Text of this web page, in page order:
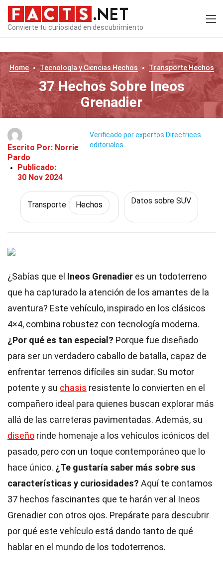
Convierte tu curiosidad en descubrimiento
Home Tecnología y Ciencias Hechos TransporteHechos
37 Hechos Sobre Ineos
Grenadier
Escrito Por: Norrie
Pardo
Publicado:
30 Nov 2024
Verificado por expertos Directrices
editoriales
Transporte Hechos Datos sobre SUV
¿Sabías que el Ineos Grenadier es un todoterreno
que ha capturado la atención de los amantes de la
aventura? Este vehículo, inspirado en los clásicos
4×4, combina robustez con tecnología moderna.
¿Por qué es tan especial? Porque fue diseñado
para ser un verdadero caballo de batalla, capaz de
enfrentar terrenos difíciles sin sudar. Su motor
potente y su chasis resistente lo convierten en el
compañero ideal para quienes buscan explorar más
allá de las carreteras pavimentadas. Además, su
diseño rinde homenaje a los vehículos icónicos del
pasado, pero con un toque contemporáneo que lo
hace único. ¿Te gustaría saber más sobre sus
características y curiosidades? Aquí te contamos
37 hechos fascinantes que te harán ver al Ineos
Grenadier con otros ojos. Prepárate para descubrir
por qué este vehículo está dando tanto de qué
hablar en el mundo de los todoterrenos.